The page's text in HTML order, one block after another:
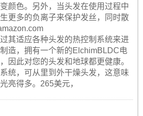
颜色。另外，当头发在使用过程中
更多的负离子来保护发丝，同时散
其适应各种头发的热控制系统来进
造，拥有一个新的ElchimBLDC电
因此对您的头发和地球都更健康。
统，可从里到外干燥头发，这意味
亮得多。265美元，